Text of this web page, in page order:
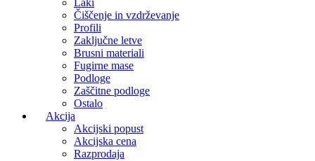
Laki
Čiščenje in vzdrževanje
Profili
Zaključne letve
Brusni materiali
Fugirne mase
Podloge
Zaščitne podloge
Ostalo
Akcija
Akcijski popust
Akcijska cena
Razprodaja